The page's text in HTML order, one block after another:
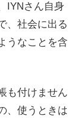
IYNさん自身
、社会に出る
うなことを含
も付けません
、使うときは